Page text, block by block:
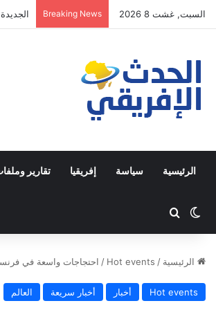
السبت, غشت 8 2026 Breaking News
الرئيسية سياسة إفريقيا تقارير
Switch skin
ابحث عن
الرئيسية /
Hot events
/ احتجاجات واسعة في
Hot events أخبار أخبار سريعة العالم